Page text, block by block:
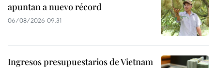
apuntan a nuevo récord
06/08/2026 09:31
Ingresos presupuestarios de Vietnam